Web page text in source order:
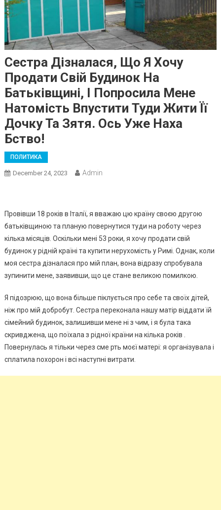
Сестра Дізналася, Що Я Хочу
Продати Свій Будинок На
Батьківщині, І Попросила Мене
Натомість Впустити Туди Жити Її
Дочку Та Зятя. Ось Уже Наха
Бство!
ПОЛИТИКА
December 24, 2023 Admin
Провівши 18 років в Італії, я вважаю цю країну своєю другою
батьківщиною та планую повернутися туди на роботу через
кілька місяців. Оскільки мені 53 роки, я хочу продати свій
будинок у рідній країні та купити нерухомість у Римі. Однак, коли
моя сестра дізналася про мій план, вона відразу спробувала
зупинити мене, заявивши, що це стане великою помилкою.
Я підозрюю, що вона більше піклується про себе та своїх дітей,
ніж про мій добробут. Сестра переконала нашу матір віддати їй
сімейний будинок, залишивши мене ні з чим, і я була така
скривджена, що поїхала з рідної країни на кілька років .
Повернулась я тільки через сме рть моєї матері: я організувала і
сплатила nохорон і всі наступні витрати.